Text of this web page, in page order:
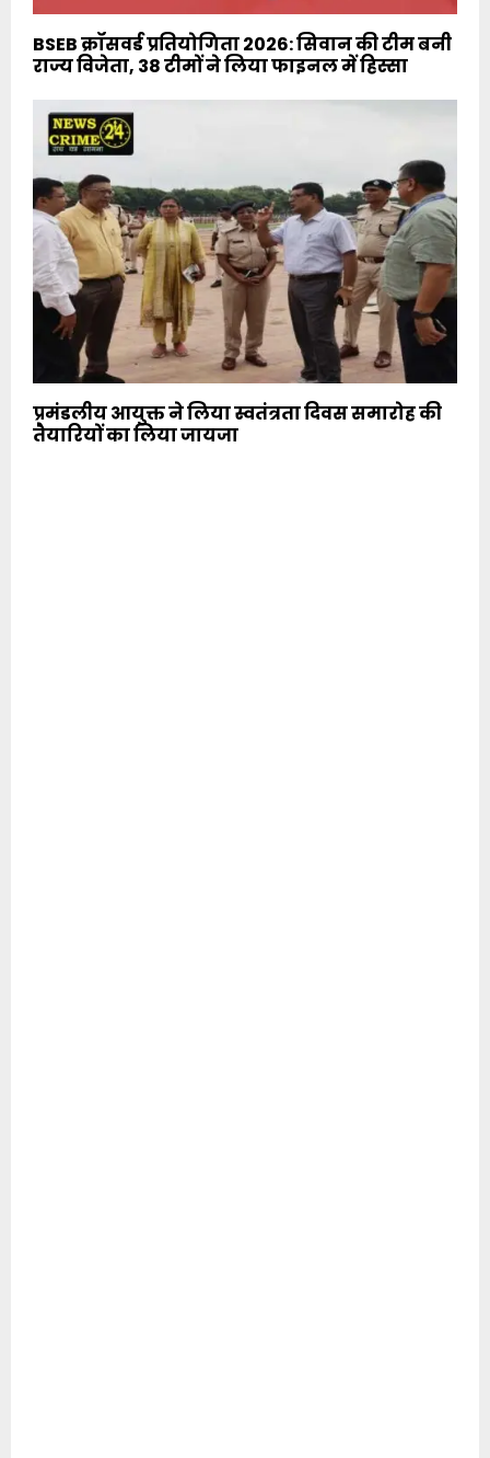
BSEB क्रॉसवर्ड प्रतियोगिता 2026: सिवान की टीम बनी
राज्य विजेता, 38 टीमों ने लिया फाइनल में हिस्सा
प्रमंडलीय आयुक्त ने लिया स्वतंत्रता दिवस समारोह की
तैयारियों का लिया जायजा